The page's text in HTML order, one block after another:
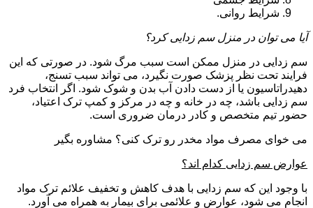
شرایط روانی.
آیا می توان در منزل سم زدایی کرد؟
سم زدایی در منزل ممکن است سبب مرگ شود. در صورتی که این
فرایند تحت نظر پزشک صورت نگیرد، می تواند سبب تسنج،
دهیدراتاسیون یا از دست دادن آب بدن و شوک شود. اگر انتخاب فرد
سم زدایی باشد، چه در خانه و چه در مرکز و کمپ ترک اعتیاد،
حضور تیم متخصص و کادر درمان ضروری است.
می خوای مصرف مواد مخدر رو ترک کنی؟ مشاوره بگیر
عوارض سم زدایی کدام اند؟
با وجود این که سم زدایی با هدف کاهش و تخفیف علائم ترک مواد
انجام می شود، عوارض و علائمی برای بیمار به همراه می آورد.